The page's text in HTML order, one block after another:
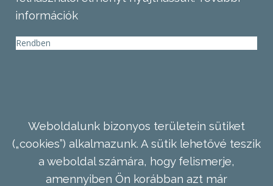
információk
Rendben
Weboldalunk bizonyos területein sütiket
(„cookies”) alkalmazunk. A sütik lehetővé teszik
a weboldal számára, hogy felismerje,
amennyiben Ön korábban azt már